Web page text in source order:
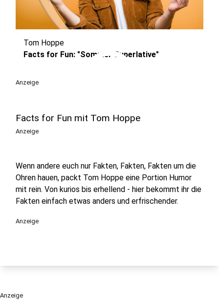
play_circle
Tom Hoppe
Facts for Fun: "Sommer Superlative"
Anzeige
Facts for Fun mit Tom Hoppe
Anzeige
Wenn andere euch nur Fakten, Fakten, Fakten um die
Ohren hauen, packt Tom Hoppe eine Portion Humor
mit rein. Von kurios bis erhellend - hier bekommt ihr die
Fakten einfach etwas anders und erfrischender.
Anzeige
Anzeige